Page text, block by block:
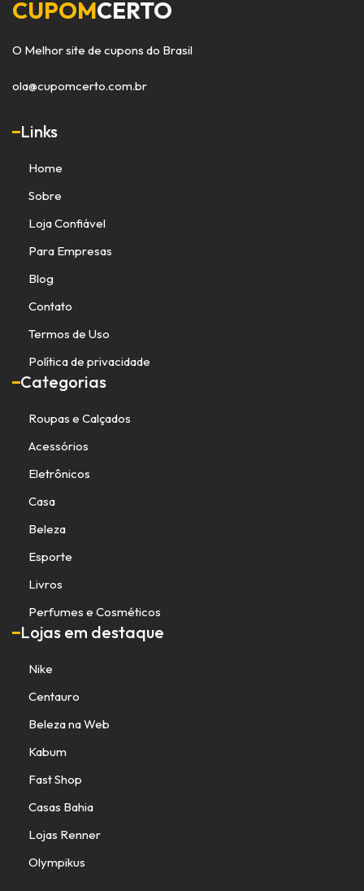
CUPOMCERTO
O Melhor site de cupons do Brasil
ola@cupomcerto.com.br
Links
Home
Sobre
Loja Confiável
Para Empresas
Blog
Contato
Termos de Uso
Política de privacidade
Categorias
Roupas e Calçados
Acessórios
Eletrônicos
Casa
Beleza
Esporte
Livros
Perfumes e Cosméticos
Lojas em destaque
Nike
Centauro
Beleza na Web
Kabum
Fast Shop
Casas Bahia
Lojas Renner
Olympikus